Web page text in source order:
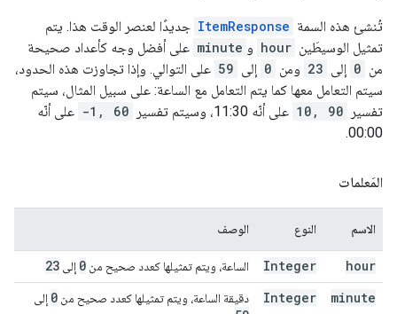
تُنشئ هذه السمة ItemResponse جديدًا لعنصر الوقت هذا. يتم
تمثيل الوسيطَين hour و minute على أفضل وجه كأعداد صحيحة
من 0 إلى 23 ومن 0 إلى 59 على التوالي. وإذا تجاوزت هذه الحدود،
سيتم التعامل معها كما يتم التعامل مع الساعة: على سبيل المثال، سيتم
تفسير
10, 90 على أنّه 11:30، وسيتم تفسير -1, 60 على أنّه
00:00.
المَعلمات
الاسم النوع الوصف
hour
Integer الساعة، ويتم تمثيلها كعدد صحيح من 0 إلى 23
minute
Integer دقيقة الساعة، ويتم تمثيلها كعدد صحيح من 0 إلى